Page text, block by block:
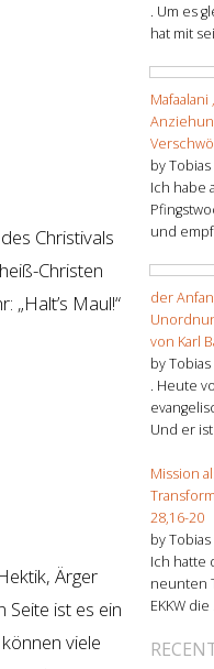
Christivals
Christen
„Halt’s Maul!“
Ärger
ist es ein
viele
. Um es
hat mit
by Tobias
Ich habe
und
der
von Karl
by Tobias
. Heute
Und er ist
Mission
28,16-20
by Tobias
Ich hatte
neunten
EKKW die